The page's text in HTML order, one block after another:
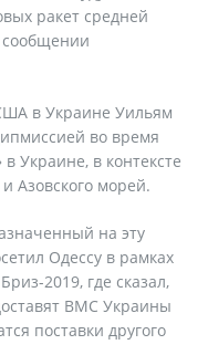
ракет средней
сообщении
в Украине Уильям
во время
Украине, в контексте
Азовского морей.
на эту
Одессу в рамках
2019, где сказал,
ВМС Украины
поставки другого